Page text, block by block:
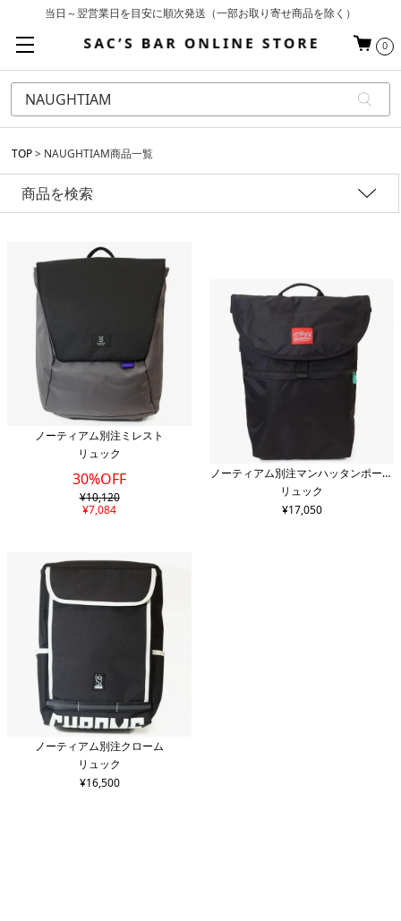
当日～翌営業日を目安に順次発送（一部お取り寄せ商品を除く）
基本配送料 ¥550(沖縄・離島を除く)
0
TOP NAUGHTIAM商品一覧
商品を検索
性別
価格
アイテム
カラー
新着順 価格安い順 価格高い順
ノーティアム別注ミレスト
リュック
30%OFF
¥10,120
¥7,084
ノーティアム別注マンハッタンポーテ
ージ
リュック
¥17,050
ノーティアム別注クローム
リュック
¥16,500